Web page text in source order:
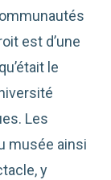
est d’une
le
Les
musée ainsi
y